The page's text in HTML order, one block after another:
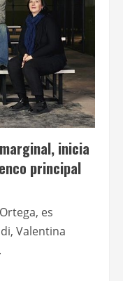
inicia
principal
es
Valentina